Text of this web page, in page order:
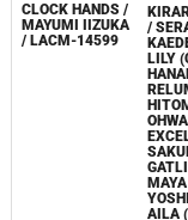
CLOCK HANDS /
MAYUMI IIZUKA
/ LACM-14599
/
LILY
MAYA
AILA